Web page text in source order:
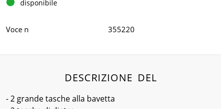
disponibile
Voce n 355220
DESCRIZIONE DEL
- 2 grande tasche alla bavetta